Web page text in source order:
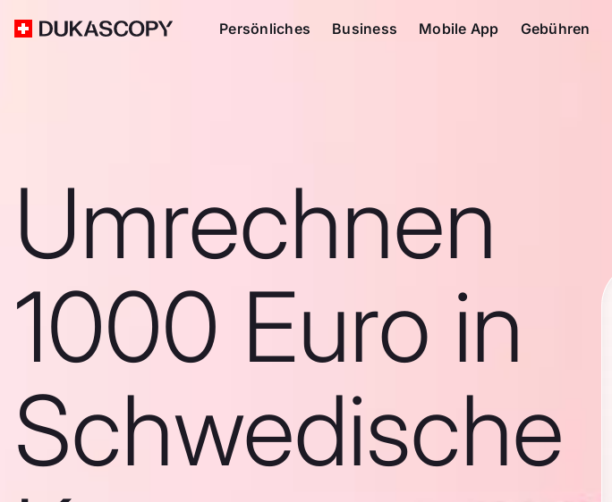
Persönliches Business Mobile App Gebühren
Umrechnen
1000 Euro in
Schwedische